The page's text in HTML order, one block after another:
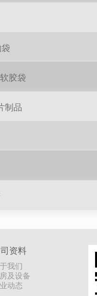
胶袋
制品
资料
我们
及设备
动态